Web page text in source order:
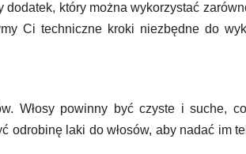
który można wykorzystać
Ci techniczne kroki niezbędne do
Włosy powinny być czyste i suche, co
odrobinę laki do włosów, aby nadać im